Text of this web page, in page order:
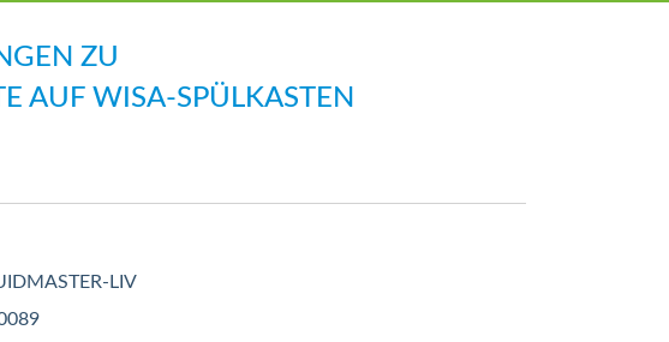
ZU
AUF WISA-SPÜLKASTEN
LIV